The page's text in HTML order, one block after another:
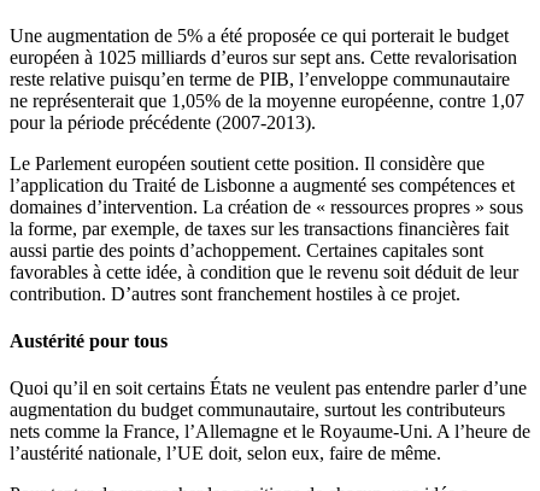
Une augmentation de 5% a été proposée ce qui porterait le budget
européen à 1025 milliards d’euros sur sept ans. Cette revalorisation
reste relative puisqu’en terme de PIB, l’enveloppe communautaire
ne représenterait que 1,05% de la moyenne européenne, contre 1,07
pour la période précédente (2007-2013).
Le Parlement européen soutient cette position. Il considère que
l’application du Traité de Lisbonne a augmenté ses compétences et
domaines d’intervention. La création de « ressources propres » sous
la forme, par exemple, de taxes sur les transactions financières fait
aussi partie des points d’achoppement. Certaines capitales sont
favorables à cette idée, à condition que le revenu soit déduit de leur
contribution. D’autres sont franchement hostiles à ce projet.
Austérité pour tous
Quoi qu’il en soit certains États ne veulent pas entendre parler d’une
augmentation du budget communautaire, surtout les contributeurs
nets comme la France, l’Allemagne et le Royaume-Uni. A l’heure de
l’austérité nationale, l’UE doit, selon eux, faire de même.